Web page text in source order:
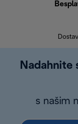
Nadahnite
s našim